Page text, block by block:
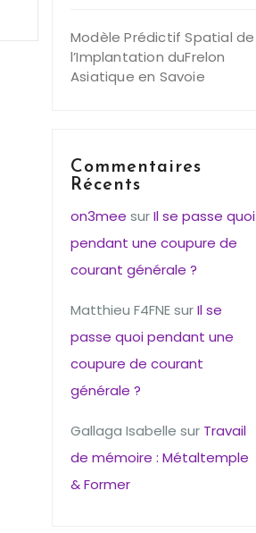
Modèle Prédictif Spatial de
l’Implantation duFrelon
Asiatique en Savoie
Commentaires
Récents
on3mee surIl se passe quoi
pendant une coupure de
courant générale ?
Matthieu F4FNEsurIl se
passe quoi pendant une
coupure de courant
générale ?
Gallaga Isabelle sur Travail
de mémoire : Métaltemple
& Former